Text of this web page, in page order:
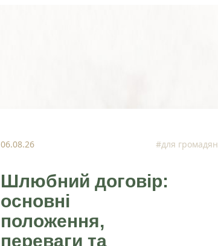
06.08.26 #для громадян
Шлюбний договір:
основні
положення,
переваги та